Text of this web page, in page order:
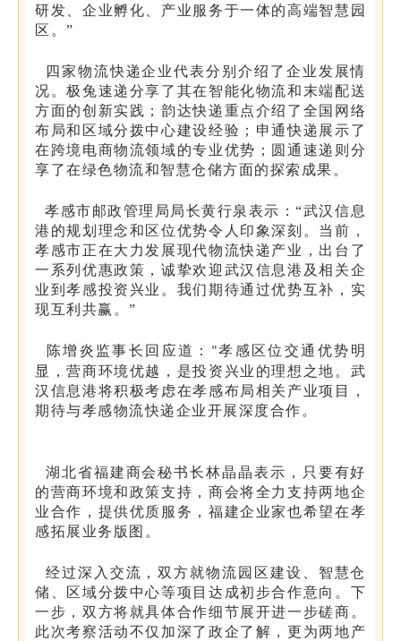
研发、企业孵化、产业服务于一体的高端智慧园
区。”
四家物流快递企业代表分别介绍了企业发展情
况。极兔速递分享了其在智能化物流和末端配送
方面的创新实践；韵达快递重点介绍了全国网络
布局和区域分拨中心建设经验；申通快递展示了
在跨境电商物流领域的专业优势；圆通速递则分
享了在绿色物流和智慧仓储方面的探索成果。
孝感市邮政管理局局长黄行泉表示：“武汉信息
港的规划理念和区位优势令人印象深刻。当前，
孝感市正在大力发展现代物流快递产业，出台了
一系列优惠政策，诚挚欢迎武汉信息港及相关企
业到孝感投资兴业。我们期待通过优势互补，实
现互利共赢。”
陈增炎监事长回应道： "孝感区位交通优势明
显，营商环境优越，是投资兴业的理想之地。武
汉信息港将积极考虑在孝感布局相关产业项目，
期待与孝感物流快递企业开展深度合作。
湖北省福建商会秘书长林晶晶表示，只要有好
的营商环境和政策支持，商会将全力支持两地企
业合作，提供优质服务，福建企业家也希望在孝
感拓展业务版图。
经过深入交流，双方就物流园区建设、智慧仓
储、区域分拨中心等项目达成初步合作意向。下
一步，双方将就具体合作细节展开进一步磋商。
此次考察活动不仅加深了政企了解，更为两地产